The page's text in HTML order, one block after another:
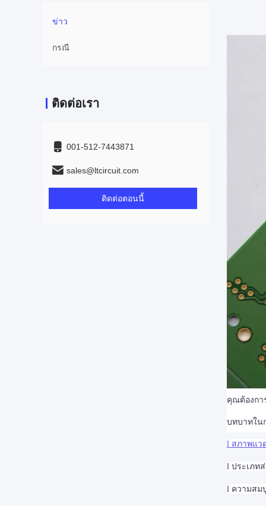
ข่าว
กรณี
ติดต่อเรา
001-512-7443871
sales@ltcircuit.com
ติดต่อตอนนี้
คุณต้องกา
บทบาทใน
l สภาพแว
l ประเภท
l ความสม